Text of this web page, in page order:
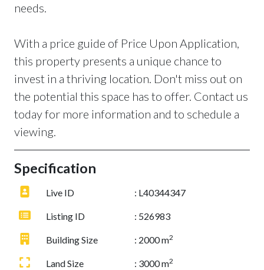
needs.
With a price guide of Price Upon Application,
this property presents a unique chance to
invest in a thriving location. Don't miss out on
the potential this space has to offer. Contact us
today for more information and to schedule a
viewing.
Specification
Live ID : L40344347
Listing ID : 526983
Building Size : 2000 m2
Land Size : 3000 m2